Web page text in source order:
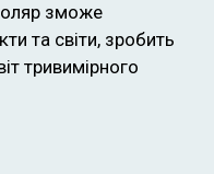
зможе
та світи, зробить
тривимірного